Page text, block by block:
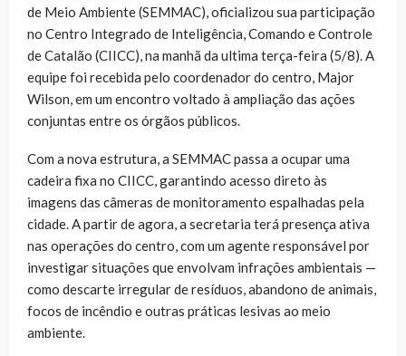
de Meio Ambiente (SEMMAC), oficializou sua participação
no Centro Integrado de Inteligência, Comando e Controle
de Catalão (CIICC), na manhã da ultima terça-feira (5/8). A
equipe foi recebida pelo coordenador do centro, Major
Wilson, em um encontro voltado à ampliação das ações
conjuntas entre os órgãos públicos.
Com a nova estrutura, a SEMMAC passa a ocupar uma
cadeira fixa no CIICC, garantindo acesso direto às
imagens das câmeras de monitoramento espalhadas pela
cidade. A partir de agora, a secretaria terá presença ativa
nas operações do centro, com um agente responsável por
investigar situações que envolvam infrações ambientais —
como descarte irregular de resíduos, abandono de animais,
focos de incêndio e outras práticas lesivas ao meio
ambiente.